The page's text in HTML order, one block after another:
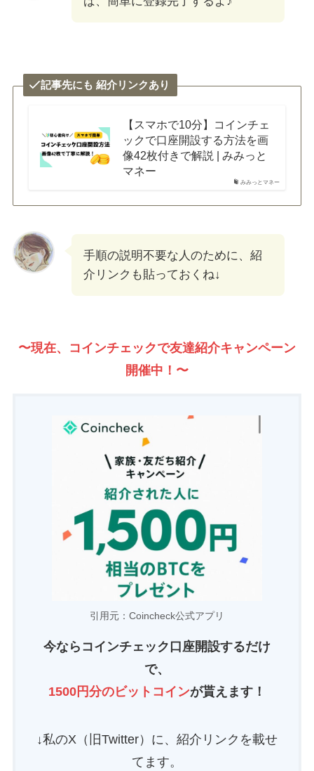
記事先にも 紹介リンクあり
みみっとマネー
【スマホで10分】コインチェ
ックで口座開設する方法を画
像42枚付きで解説 | みみっと
マネー
手順の説明不要な人のために、紹
介リンクも貼っておくね↓
〜現在、コインチェックで友達紹介キャンペーン
開催中！〜
引用元：Coincheck公式アプリ
今ならコインチェック口座開設するだけ
で、
1500円分のビットコインが貰えます！
↓私のX（旧Twitter）に、紹介リンクを載せ
てます。